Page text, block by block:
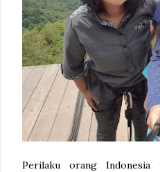
Perilaku orang